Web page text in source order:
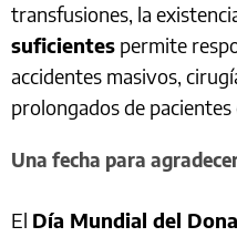
transfusiones, la
suficientes permite
accidentes masivos,
prolongados de
Una fecha para
El Día Mundial del